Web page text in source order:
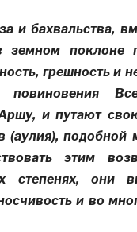
и бахвальства,
поклоне
грешность и
и путают
(аулия),
этим
степенях, они
и во